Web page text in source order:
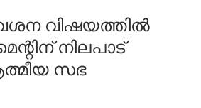
വിഷയത്തിൽ
നിലപാട്
സഭ